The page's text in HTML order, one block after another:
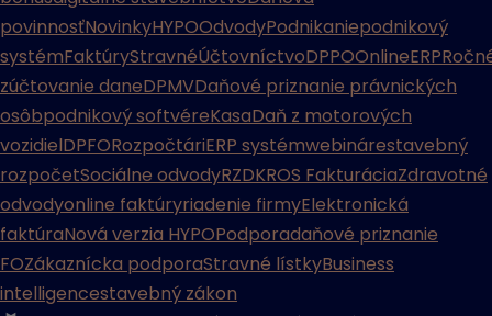
povinnosťNovinkyHYPOOdvodyPodnikaniepodnikový
systémFaktúryStravnéÚčtovníctvoDPPOOnlineERP
zúčtovanie daneDPMVDaňové priznanie právnických
osôbpodnikový softvéreKasaDaň z motorových
vozidielDPFORozpočtáriERP systémwebinárestavebný
rozpočetSociálne odvodyRZDKROS FakturáciaZdravotné
odvodyonline faktúryriadenie firmyElektronická
faktúraNová verzia HYPOPodporadaňové priznanie
FOZákaznícka podporaStravné lístkyBusiness
intelligencestavebný zákon